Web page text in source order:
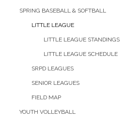
SPRING BASEBALL & SOFTBALL
LITTLE LEAGUE
LITTLE LEAGUE STANDINGS
LITTLE LEAGUE SCHEDULE
SRPD LEAGUES
SENIOR LEAGUES
FIELD MAP
YOUTH VOLLEYBALL